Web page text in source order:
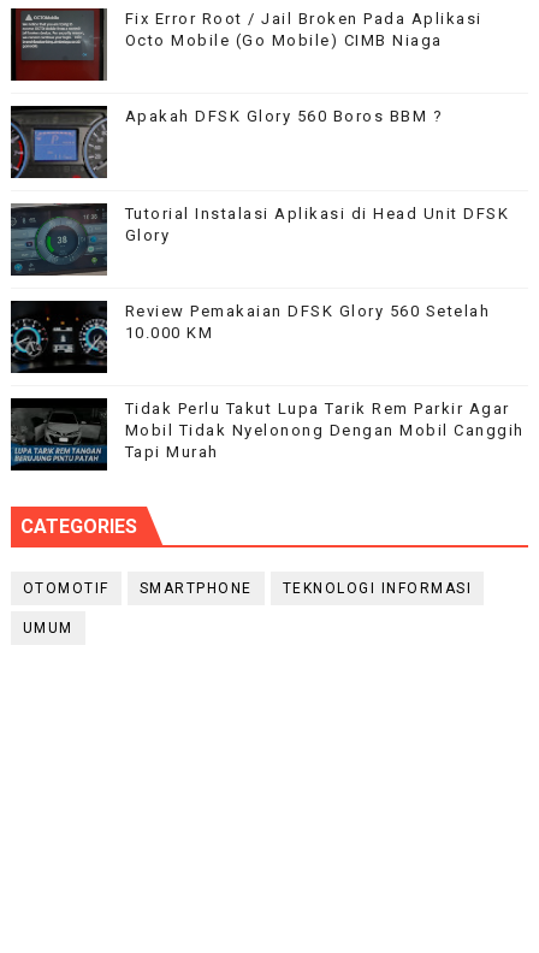
Fix Error Root / Jail Broken Pada Aplikasi
Octo Mobile (Go Mobile) CIMB Niaga
Apakah DFSK Glory 560 Boros BBM ?
Tutorial Instalasi Aplikasi di Head Unit DFSK
Glory
Review Pemakaian DFSK Glory 560 Setelah
10.000 KM
Tidak Perlu Takut Lupa Tarik Rem Parkir Agar
Mobil Tidak Nyelonong Dengan Mobil Canggih
Tapi Murah
CATEGORIES
OTOMOTIF SMARTPHONE TEKNOLOGI INFORMASI
UMUM